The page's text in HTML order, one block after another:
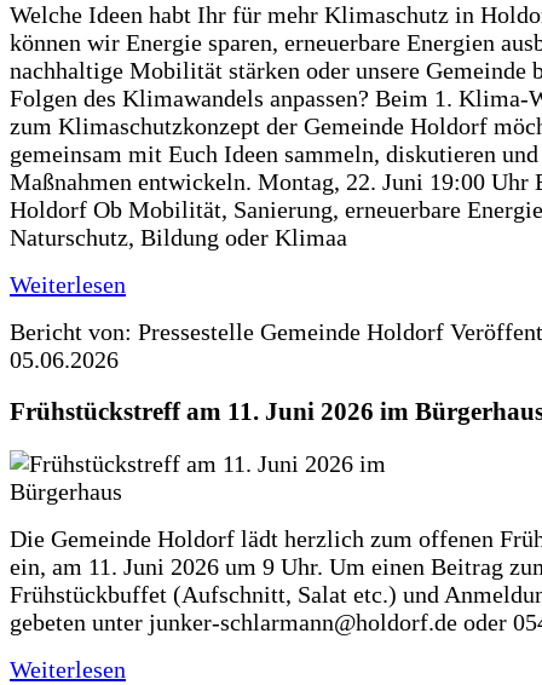
Welche Ideen habt Ihr für mehr Klimaschutz in
können wir Energie sparen, erneuerbare Energien
nachhaltige Mobilität stärken oder unsere Gemeinde
Folgen des Klimawandels anpassen? Beim 1. Klima-
zum Klimaschutzkonzept der Gemeinde Holdorf
gemeinsam mit Euch Ideen sammeln, diskutieren
Maßnahmen entwickeln. Montag, 22. Juni 19:00 Uhr
Holdorf Ob Mobilität, Sanierung, erneuerbare
Naturschutz, Bildung oder Klimaa
Weiterlesen
Bericht von: Pressestelle Gemeinde Holdorf
05.06.2026
Frühstückstreff am 11. Juni 2026 im
Die Gemeinde Holdorf lädt herzlich zum offenen
ein, am 11. Juni 2026 um 9 Uhr. Um einen Beitrag
Frühstückbuffet (Aufschnitt, Salat etc.) und
gebeten unter junker-schlarmann@holdorf.de oder
Weiterlesen